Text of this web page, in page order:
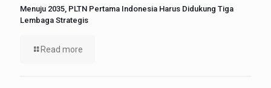
Menuju 2035, PLTN Pertama Indonesia Harus Didukung Tiga
Lembaga Strategis
Read more